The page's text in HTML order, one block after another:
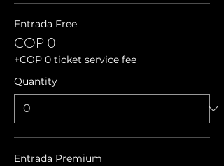
Entrada Free
COP 0
+COP 0 ticket service fee
Quantity
Entrada Premium